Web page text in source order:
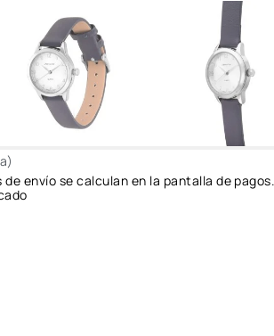
envío se calculan en la pantalla de pagos.